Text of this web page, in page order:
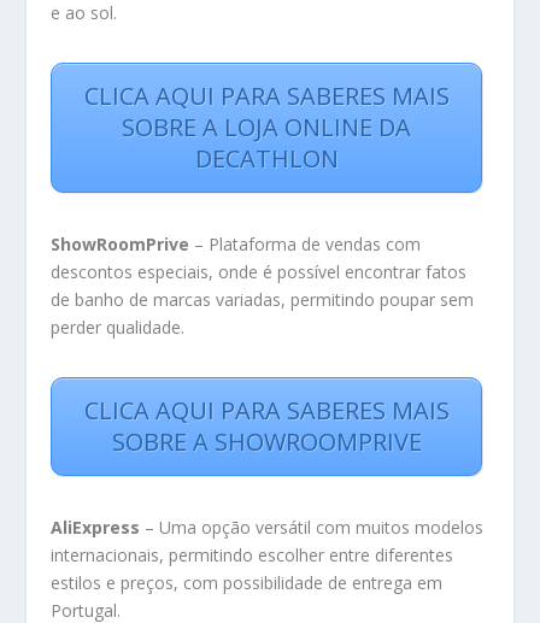
e ao sol.
CLICA AQUI PARA SABERES MAIS
SOBRE A LOJA ONLINE DA
DECATHLON
ShowRoomPrive – Plataforma de vendas com
descontos especiais, onde é possível encontrar fatos
de banho de marcas variadas, permitindo poupar sem
perder qualidade.
CLICA AQUI PARA SABERES MAIS
SOBRE A SHOWROOMPRIVE
AliExpress – Uma opção versátil com muitos modelos
internacionais, permitindo escolher entre diferentes
estilos e preços, com possibilidade de entrega em
Portugal.